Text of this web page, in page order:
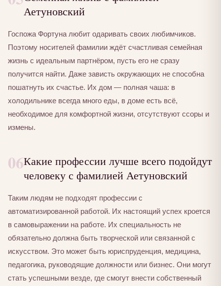
Аетуновский
Госпожа Фортуна любит одаривать своих любимчиков.
Поэтому носителей фамилии ждёт счастливая семейная
жизнь с идеальным партнёром, пусть его не сразу
получится найти. Даже зависть окружающих не способна
пошатнуть их счастье. Их дом — полная чаша: в
холодильнике всегда много еды, в доме есть всё,
необходимое для комфортной жизни, отсутствуют ссоры и
измены.
06Какие профессии лучше всего подойдут
человеку с фамилией Аетуновский
Таким людям не подходят профессии с
автоматизированной работой. Их настоящий успех кроется
в самовыражении на работе. Их специальность не
обязательно должна быть творческой или связанной с
искусством. Это может быть юриспруденция, медицина,
педагогика, руководящие должности или бизнес. Они могут
стать успешными везде, где смогут внести собственный